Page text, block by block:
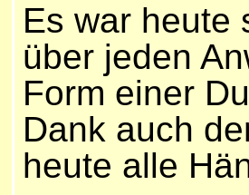
Es war heute
über jeden
Form einer
Dank auch
heute alle